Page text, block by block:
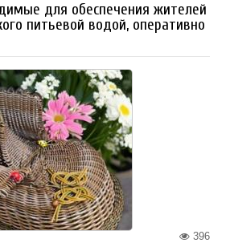
для обеспечения жителей
питьевой водой, оперативно
396